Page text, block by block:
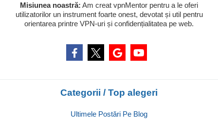
Misiunea noastră: Am creat vpnMentor pentru a le oferi
utilizatorilor un instrument foarte onest, devotat și util pentru
orientarea printre VPN-uri și confidențialitatea pe web.
Categorii / Top alegeri
Ultimele Postări Pe Blog